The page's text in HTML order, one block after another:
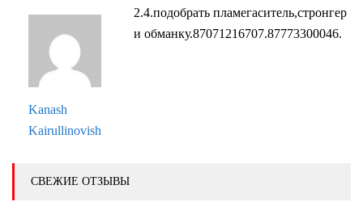
Kanash
Kairullinovish
2.4.подобрать пламегаситель,стронгер
и обманку.87071216707.87773300046.
СВЕЖИЕ ОТЗЫВЫ